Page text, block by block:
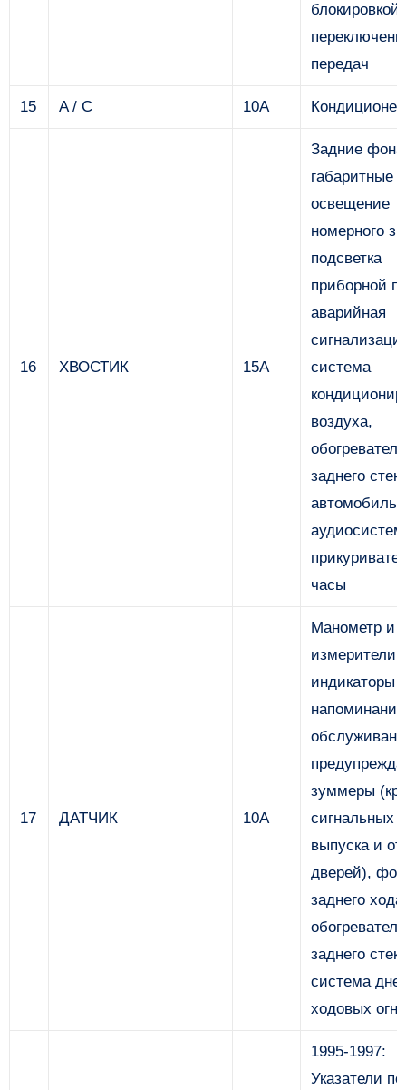
блокировкой
передач
15 A / C 10А Кондиционер
16 ХВОСТИК 15А
Задние
габаритные
освещение
номерного
подсветка
приборной
аварийная
система
воздуха,
обогреватель
заднего
часы
17 ДАТЧИК 10А
Манометр и
измерители,
индикаторы
зуммеры
сигнальных
выпуска и
дверей),
заднего
обогреватель
заднего
система
ходовых
1995-1997:
Указатели